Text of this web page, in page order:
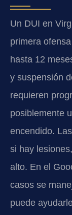
Un DUI en
primera
hasta 12
y suspensión
requieren
posiblemente
encendido.
si hay
alto. En el
casos se
puede